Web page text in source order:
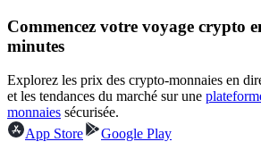
Cochon de puissance
Gagnez quotidiennement des
Commencez votre voyage crypto
minutes
Explorez les prix des crypto-monnaies en
et les tendances du marché sur une
monnaies sécurisée.
App Store
Google Play